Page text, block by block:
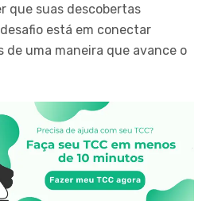
que suas descobertas
está em conectar
de uma maneira que avance o